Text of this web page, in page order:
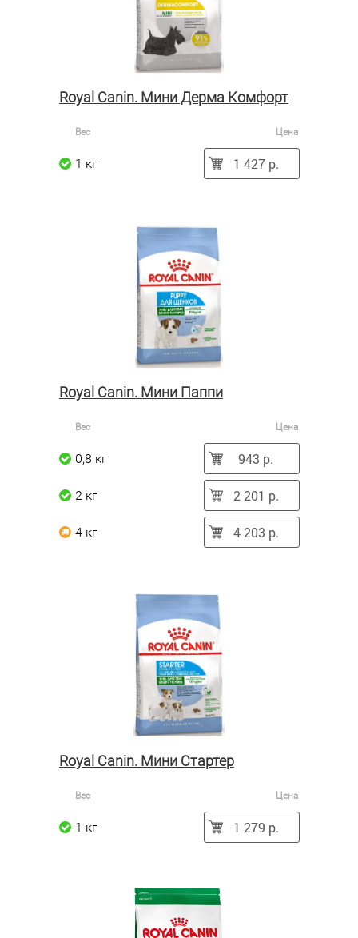
Royal Canin. Мини Дерма Комфорт
Вес Цена
1 кг 1 427 р.
Royal Canin. Мини Паппи
Вес Цена
0,8 кг 943 р.
2 кг 2 201 р.
4 кг 4 203 р.
Royal Canin. Мини Стартер
Вес Цена
1 кг 1 279 р.